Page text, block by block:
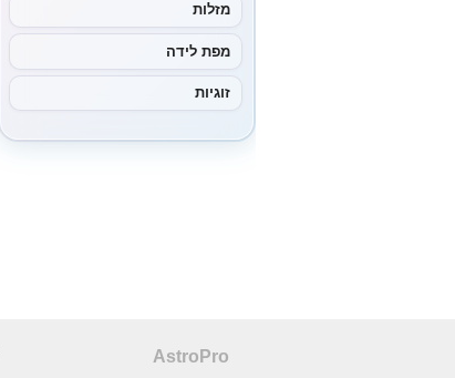
מזלות
מפת לידה
זוגיות
AstroPro